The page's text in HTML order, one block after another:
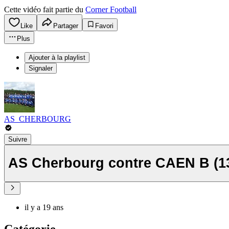
Cette vidéo fait partie du Corner Football
Like Partager
Favori
Plus
Ajouter à la playlist
Signaler
AS_CHERBOURG
Suivre
AS Cherbourg contre CAEN B
il y a 19 ans